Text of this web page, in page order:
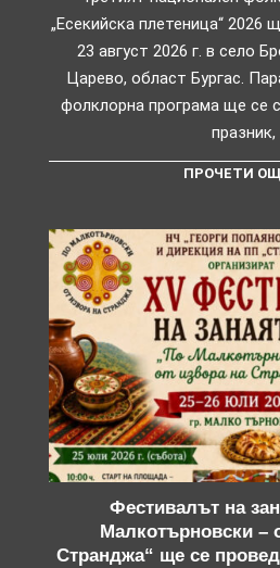
„Есекийска плетеница“ 2026
23 август 2026 г. в село
Царево, област Бургас.
фолклорна програма ще се
празник,
ПРОЧЕТИ
Фестивалът на
Малкотърновски –
Странджа“ ще се